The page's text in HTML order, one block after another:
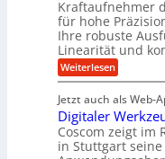
c
h
i
n
d
e
t
i
e
b
d
A
u
f
t
r
a
g
s
s
e
,
w
e
n
i
g
e
s
t
a
n
g
e
n
e
t
r
i
e
Kraftaufnehmer
für hohe
Ihre robuste
Linearität und
Weiterlesen:
P
ä
z
i
s
i
Jetzt auch als Web-
Digitaler
Coscom zeigt im
in Stuttgart